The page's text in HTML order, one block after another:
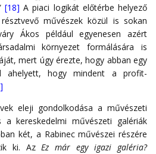
[18] A piaci logikát előtérbe helyező
művészek közül is sokan
Ákos például egyenesen azért
környezet formálására is
mert úgy érezte, hogy abban egy
ahelyett, hogy mindent a profit-
eleji gondolkodása a művészeti
a kereskedelmi művészeti galériák
két, a Rabinec művészei részére
ki. AzEz már egy igazi galéria?